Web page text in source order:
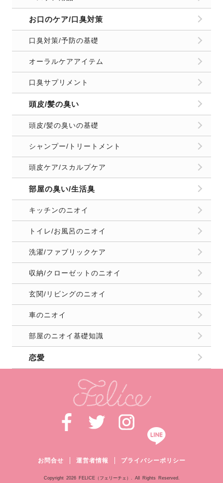
お口のケア/口臭対策
口臭対策/予防の基礎
オーラルケアアイテム
口臭サプリメント
頭皮/髪の臭い
頭皮/髪の臭いの基礎
シャンプー/トリートメント
頭皮ケア/スカルプケア
部屋の臭い/生活臭
キッチンのニオイ
トイレ/お風呂のニオイ
洗濯/ファブリックケア
収納/クローゼットのニオイ
玄関/リビングのニオイ
車のニオイ
部屋のニオイ基礎知識
恋愛
お問合せ 運営者情報 プライバシーポリシー
Copyright 2026 FELICE（フェリーチェ）. All Rights Reserved.